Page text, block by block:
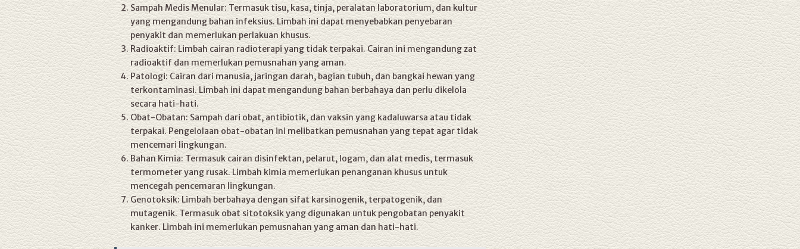
Sampah Medis Menular: Termasuk tisu, kasa, tinja, peralatan laboratorium, dan kultur
yang mengandung bahan infeksius. Limbah ini dapat menyebabkan penyebaran
penyakit dan memerlukan perlakuan khusus.
Radioaktif: Limbah cairan radioterapi yang tidak terpakai. Cairan ini mengandung zat
radioaktif dan memerlukan pemusnahan yang aman.
Patologi: Cairan dari manusia, jaringan darah, bagian tubuh, dan bangkai hewan yang
terkontaminasi. Limbah ini dapat mengandung bahan berbahaya dan perlu dikelola
secara hati-hati.
Obat-Obatan: Sampah dari obat, antibiotik, dan vaksin yang kadaluwarsa atau tidak
terpakai. Pengelolaan obat-obatan ini melibatkan pemusnahan yang tepat agar tidak
mencemari lingkungan.
Bahan Kimia: Termasuk cairan disinfektan, pelarut, logam, dan alat medis, termasuk
termometer yang rusak. Limbah kimia memerlukan penanganan khusus untuk
mencegah pencemaran lingkungan.
Genotoksik: Limbah berbahaya dengan sifat karsinogenik, terpatogenik, dan
mutagenik. Termasuk obat sitotoksik yang digunakan untuk pengobatan penyakit
kanker. Limbah ini memerlukan pemusnahan yang aman dan hati-hati.